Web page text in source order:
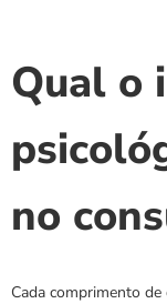
Qual o
no
Cada comprimento